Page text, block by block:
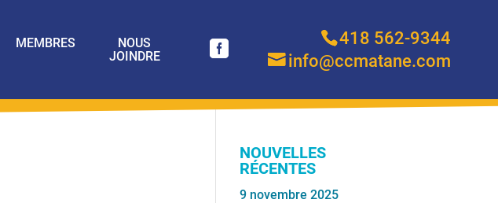
MEMBRES
NOUS
JOINDRE
418 562-9344
info@ccmatane.com
NOUVELLES
RÉCENTES
9 novembre 2025